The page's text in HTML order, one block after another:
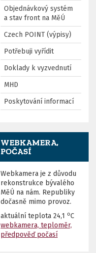
Objednávkový systém
a stav front na MěÚ
Czech POINT (výpisy)
Potřebuji vyřídit
Doklady k vyzvednutí
MHD
Poskytování informací
WEBKAMERA,
POČASÍ
Webkamera je z důvodu
rekonstrukce bývalého
MěÚ na nám. Republiky
dočasně mimo provoz.
aktuální teplota 24,1 oC
webkamera, teploměr,
předpověď počasí